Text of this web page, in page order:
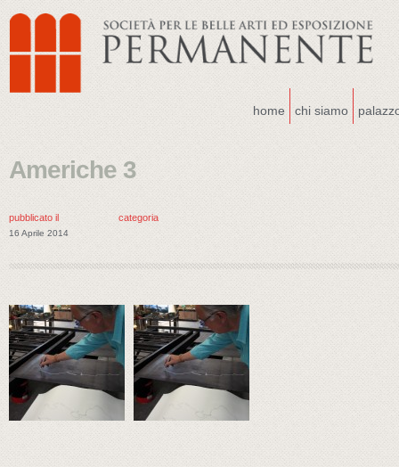
home chi siamo
Americhe 3
pubblicato il
16 Aprile 2014
categoria